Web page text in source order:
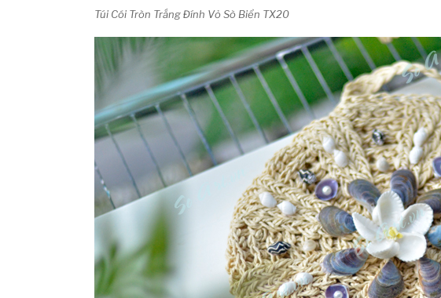
Túi Cói Tròn Trắng Đính Vỏ Sò Biển TX20